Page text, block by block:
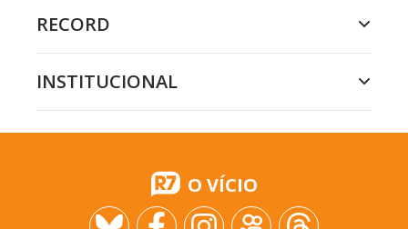
RECORD
INSTITUCIONAL
O VÍCIO